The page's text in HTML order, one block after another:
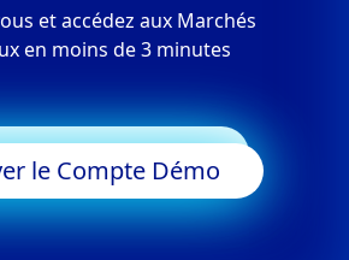
et accédez aux Marchés
en moins de 3 minutes
à Trader
le Compte Démo